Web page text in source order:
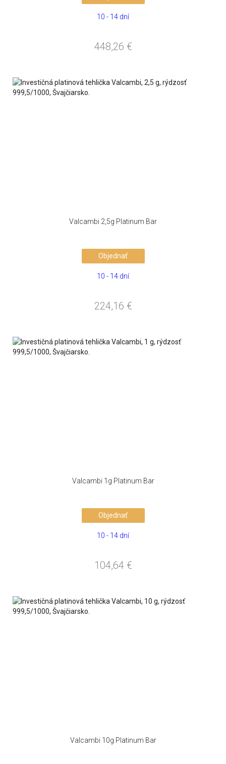
10 - 14 dní
448,26 €
Valcambi 2,5g Platinum Bar
Objednať
10 - 14 dní
224,16 €
Valcambi 1g Platinum Bar
Objednať
10 - 14 dní
104,64 €
Valcambi 10g Platinum Bar